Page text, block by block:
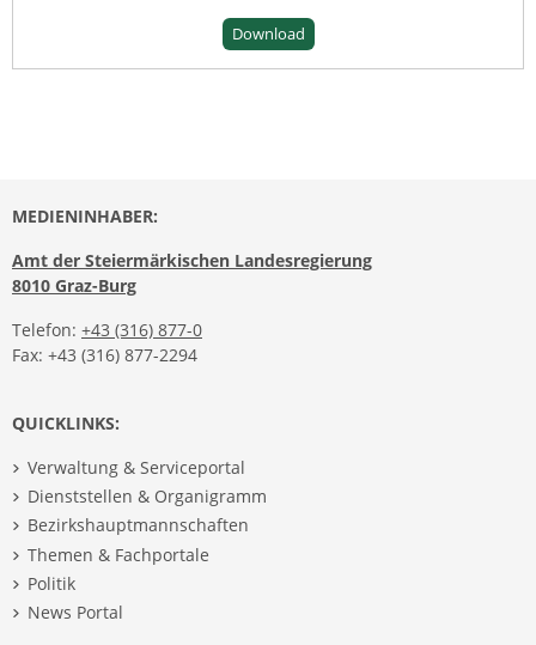
Download
MEDIENINHABER:
Amt der Steiermärkischen Landesregierung
8010 Graz-Burg
Telefon: +43 (316) 877-0
Fax: +43 (316) 877-2294
QUICKLINKS:
Verwaltung & Serviceportal
Dienststellen & Organigramm
Bezirkshauptmannschaften
Themen & Fachportale
Politik
News Portal